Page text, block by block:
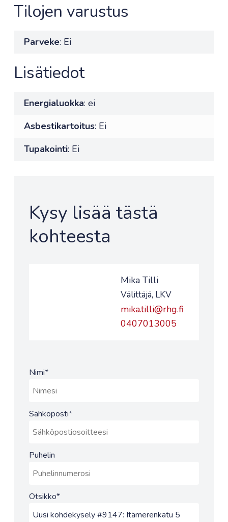
Tilojen varustus
Parveke: Ei
Lisätiedot
Energialuokka: ei
Asbestikartoitus: Ei
Tupakointi: Ei
Kysy lisää tästä
kohteesta
Mika Tilli
Välittäjä, LKV
mika.tilli@rhg.fi
0407013005
Nimi*
Sähköposti*
Puhelin
Otsikko*